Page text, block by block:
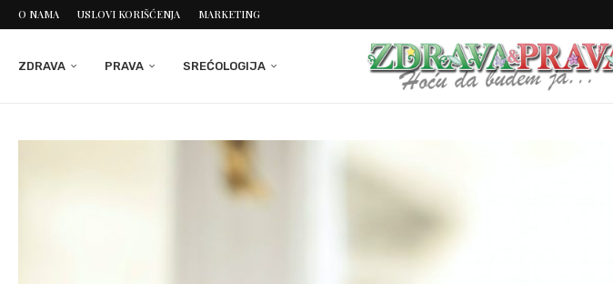
O NAMA USLOVI KORIŠĆENJA MARKETING
ZDRAVA PRAVA SREĆOLOGIJA